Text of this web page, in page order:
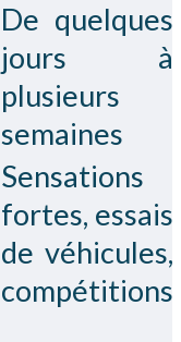
De quelques
jours à
plusieurs
semaines
Sensations
fortes, essais
de véhicules,
compétitions